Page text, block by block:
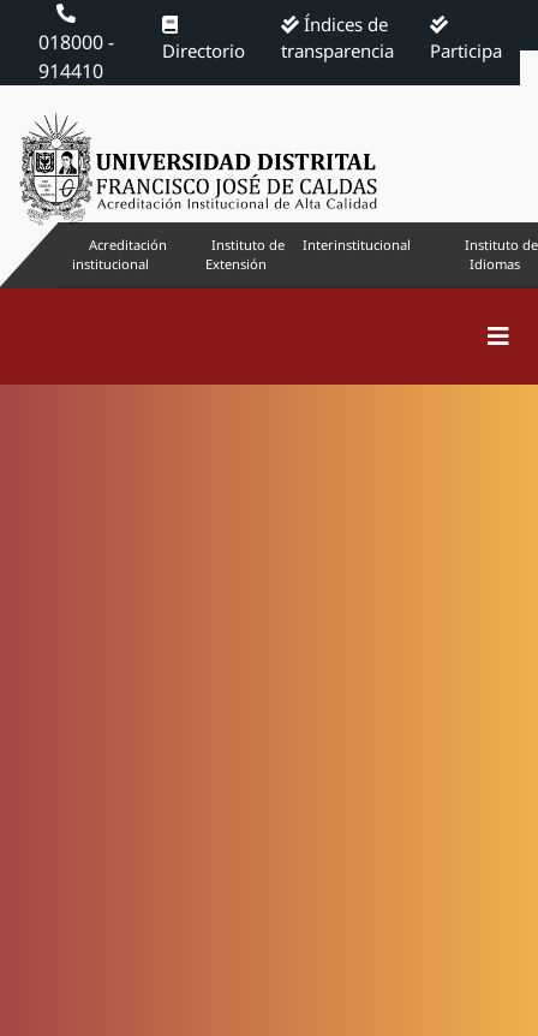
018000 -
914410
Directorio
Índices de
transparencia
Participa
Acreditación
institucional
Instituto de
Extensión
Interinstitucional
Instituto de
Idiomas